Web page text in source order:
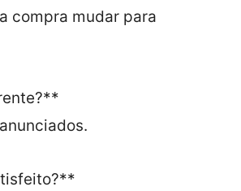
compra mudar para